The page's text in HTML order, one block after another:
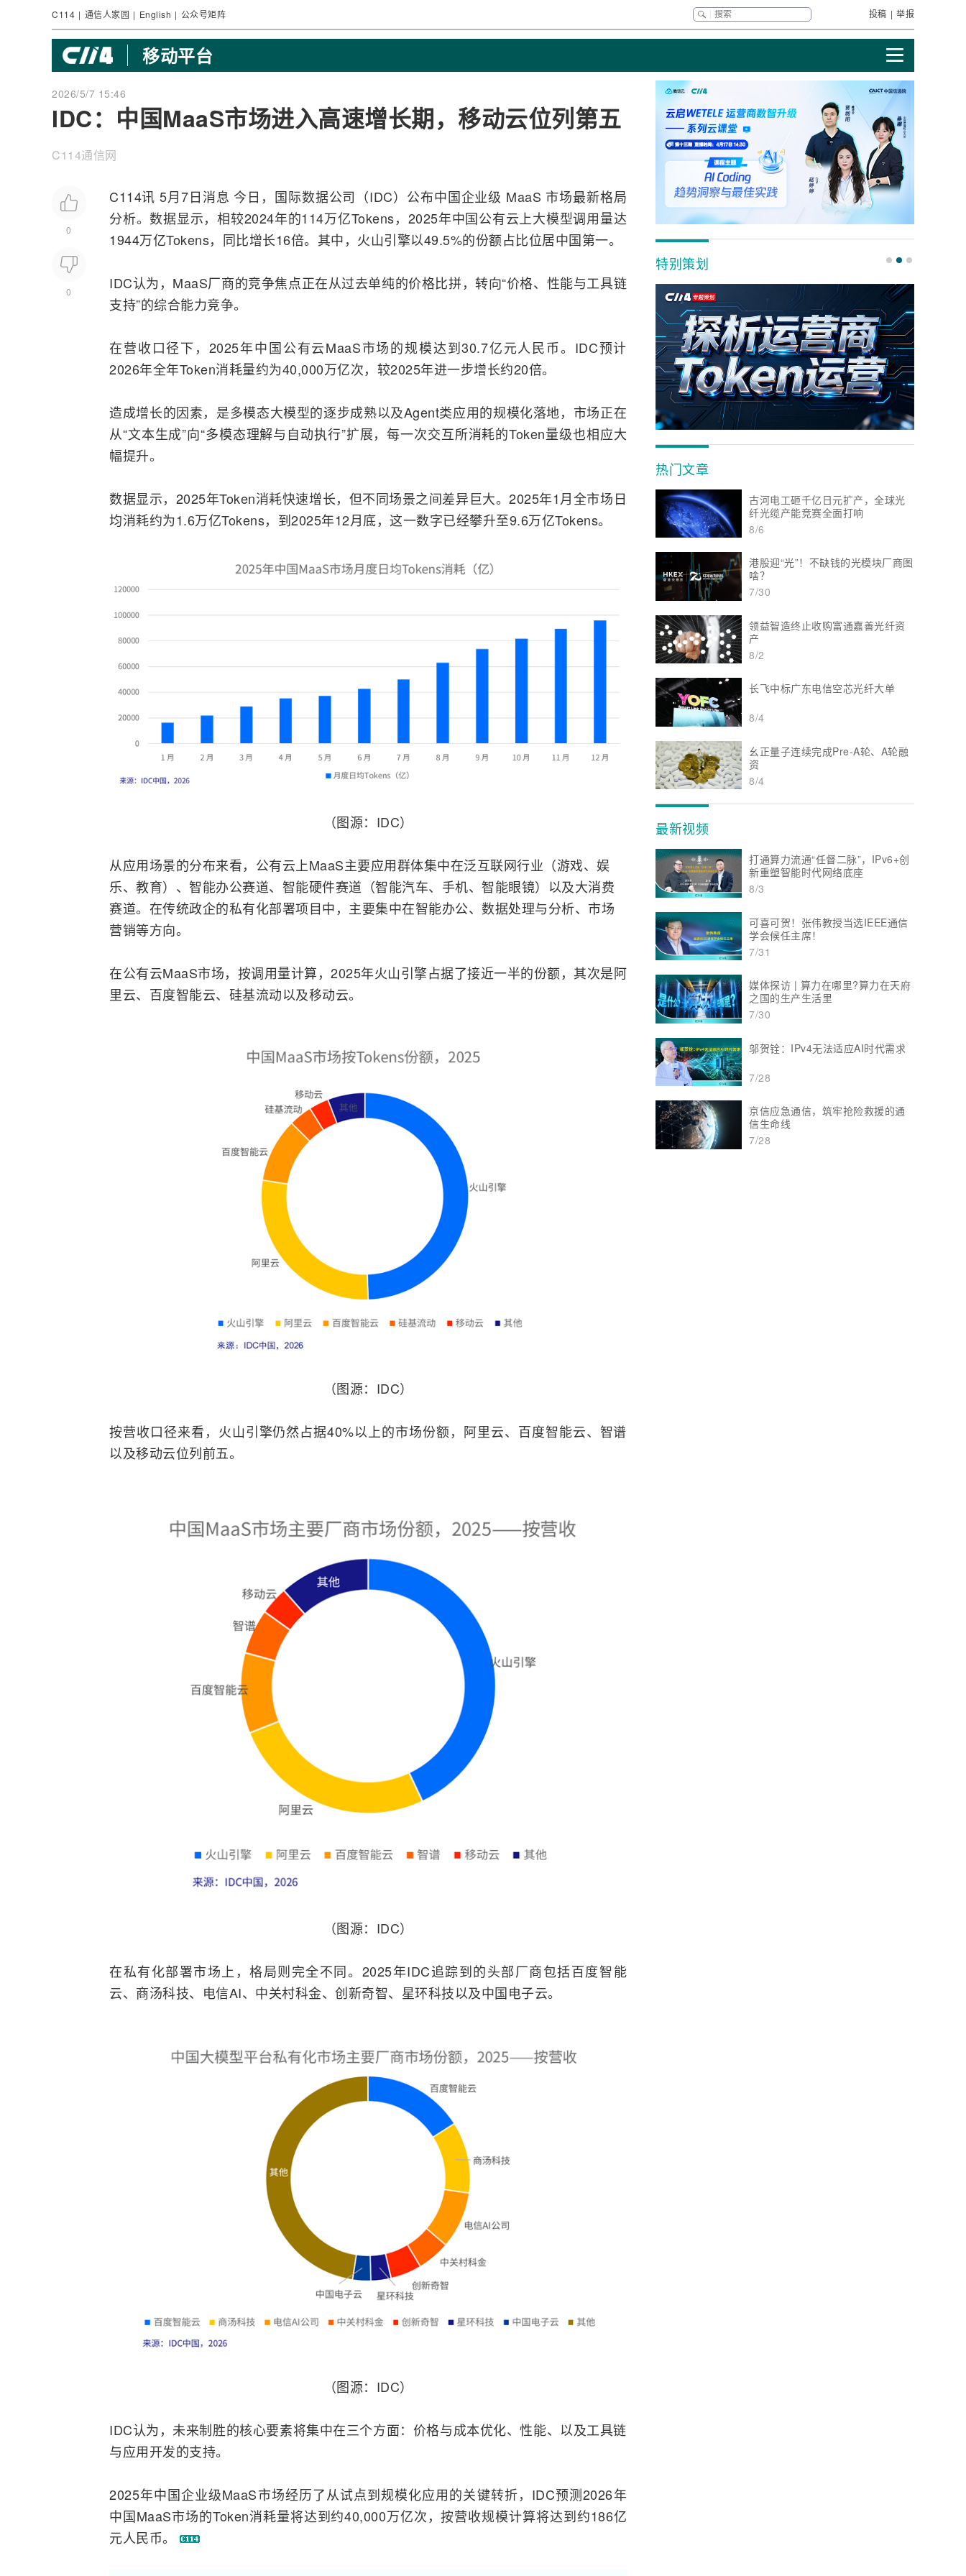
C114 | 通信人家园 | English | 公众号矩阵 投稿 | 举报
移动平台
2026/5/7 15:46
IDC：中国MaaS市场进入高速增长期，移动云位列第五
C114通信网
0
0
C114讯 5月7日消息 今日，国际数据公司（IDC）公布中国企业级 MaaS 市场最新格局
分析。数据显示，相较2024年的114万亿Tokens，2025年中国公有云上大模型调用量达
1944万亿Tokens，同比增长16倍。其中，火山引擎以49.5%的份额占比位居中国第一。
IDC认为，MaaS厂商的竞争焦点正在从过去单纯的价格比拼，转向“价格、性能与工具链
支持”的综合能力竞争。
在营收口径下，2025年中国公有云MaaS市场的规模达到30.7亿元人民币。IDC预计
2026年全年Token消耗量约为40,000万亿次，较2025年进一步增长约20倍。
造成增长的因素，是多模态大模型的逐步成熟以及Agent类应用的规模化落地，市场正在
从“文本生成”向“多模态理解与自动执行”扩展，每一次交互所消耗的Token量级也相应大
幅提升。
数据显示，2025年Token消耗快速增长，但不同场景之间差异巨大。2025年1月全市场日
均消耗约为1.6万亿Tokens，到2025年12月底，这一数字已经攀升至9.6万亿Tokens。
（图源：IDC）
从应用场景的分布来看，公有云上MaaS主要应用群体集中在泛互联网行业（游戏、娱
乐、教育）、智能办公赛道、智能硬件赛道（智能汽车、 手机、智能眼镜）以及大消费
赛道。在传统政企的私有化部署项目中，主要集中在智能办公、数据处理与分析、市场
营销等方向。
在公有云MaaS市场，按调用量计算，2025年火山引擎占据了接近一半的份额，其次是阿
里云、 百度智能云、硅基流动以及移动云。
（图源：IDC）
按营收口径来看，火山引擎仍然占据40%以上的市场份额，阿里云、百度智能云、智谱
以及移动云位列前五。
（图源：IDC）
在私有化部署市场上，格局则完全不同。2025年IDC追踪到的头部厂商包括百度智能
云、商汤科技、电信AI、中关村科金、创新奇智、星环科技以及中国电子云。
（图源：IDC）
IDC认为，未来制胜的核心要素将集中在三个方面：价格与成本优化、性能、以及工具链
与应用开发的支持。
2025年中国企业级MaaS市场经历了从试点到规模化应用的关键转折，IDC预测2026年
中国MaaS市场的Token消耗量将达到约40,000万亿次，按营收规模计算将达到约186亿
元人民币。
特别策划
热门文章
古河电工砸千亿日元扩产，全球光
纤光缆产能竞赛全面打响
8/6
港股迎“光”！不缺钱的光模块厂商图
啥？
7/30
领益智造终止收购富通嘉善光纤资
产
8/2
长飞中标广东电信空芯光纤大单
8/4
幺正量子连续完成Pre-A轮、A轮融
资
8/4
最新视频
打通算力流通“任督二脉”，IPv6+创
新重塑智能时代网络底座
8/3
可喜可贺！张伟教授当选IEEE通信
学会候任主席！
7/31
媒体探访 | 算力在哪里?算力在天府
之国的生产生活里
7/30
邬贺铨：IPv4无法适应AI时代需求
7/28
京信应急通信，筑牢抢险救援的通
信生命线
7/28